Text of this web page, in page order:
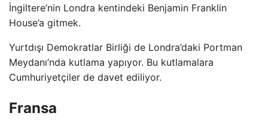
İngiltere’nin Londra kentindeki Benjamin Franklin
House’a gitmek.
Yurtdışı Demokratlar Birliği de Londra’daki Portman
Meydanı’nda kutlama yapıyor. Bu kutlamalara
Cumhuriyetçiler de davet ediliyor.
Fransa